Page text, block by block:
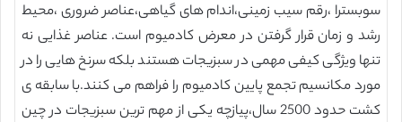
سوبسترا ،رقم سیب زمینی،اندام های گیاهی،عناصر ضروری ،محیط
رشد و زمان قرار گرفتن در معرض کادمیوم است. عناصر غذایی نه
تنها ویژگی کیفی مهمی در سبزیجات هستند بلکه سرنخ هایی را در
مورد مکانسیم تجمع پایین کادمیوم را فراهم می کنند.با سابقه ی
کشت حدود 2500 سال،پیازچه یکی از مهم ترین سبزیجات در چین